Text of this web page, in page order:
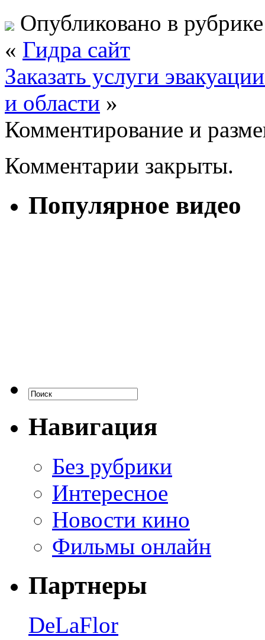
Опубликовано в
« Гидра сайт
Заказать услуги
и области »
Комментирование и
Комментарии закрыты.
Популярное видео
Навигация
Без рубрики
Интересное
Новости кино
Фильмы онлайн
Партнеры
DeLaFlor